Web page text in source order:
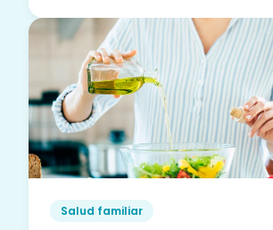
Salud familiar